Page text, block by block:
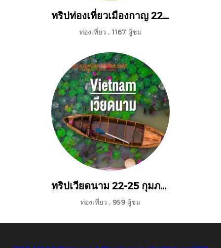
ทริปท่องเที่ยวเมืองกาญ 22-24 มิย.65
ท่องเที่ยว , 1167 ผู้ชม
ทริปเวียดนาม 22-25 กุมภาพันธ์ 2562
ท่องเที่ยว , 959 ผู้ชม